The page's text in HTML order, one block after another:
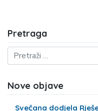
Pretraga
Nove objave
Svečana dodjela